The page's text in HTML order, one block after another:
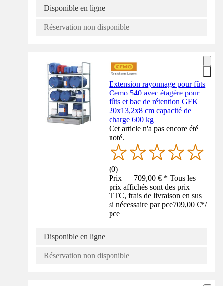
Disponible en ligne
Réservation non disponible
Extension rayonnage pour fûts
Cemo 540 avec étagère pour
fûts et bac de rétention GFK
20x13,2x8 cm capacité de
charge 600 kg
Cet article n'a pas encore été
noté.
(0)
Prix — 709,00 € * Tous les
prix affichés sont des prix
TTC, frais de livraison en sus
si nécessaire par pce709,00 €*/
pce
Disponible en ligne
Réservation non disponible